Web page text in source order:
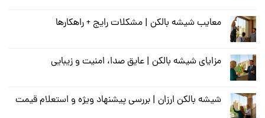
معایب شیشه بالکن | مشکلات رایج + راهکارها
مزایای شیشه بالکن | عایق صدا، امنیت و زیبایی
شیشه بالکن ارزان | بررسی پیشنهاد ویژه و استعلام قیمت